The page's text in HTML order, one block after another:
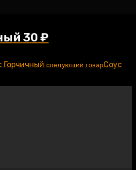
30 ₽
Горчичный следующий товарСоус